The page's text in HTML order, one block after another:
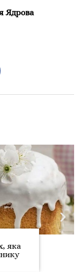
Ядрова
яка